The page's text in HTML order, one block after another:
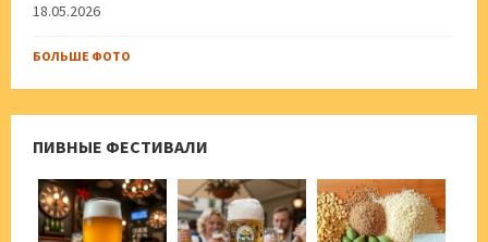
18.05.2026
БОЛЬШЕ ФОТО
ПИВНЫЕ ФЕСТИВАЛИ